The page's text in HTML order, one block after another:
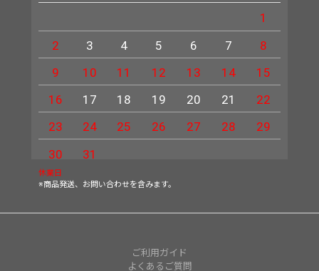
1
2
3 4 5 6 7
8
9
10 11 12 13 14
15
16
17 18 19 20 21
22
23
24 25 26 27 28
29
30
31
休業日
※商品発送、お問い合わせを含みます。
ご利用ガイド
よくあるご質問